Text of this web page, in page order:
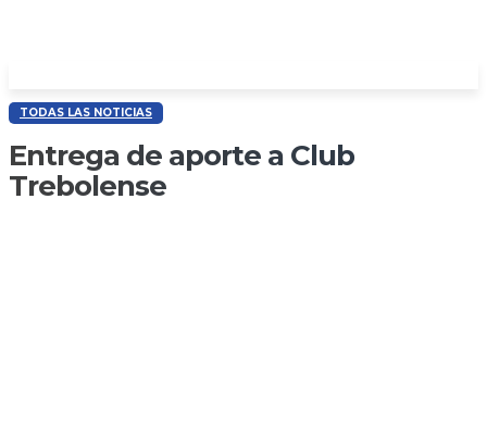
TODAS LAS NOTICIAS
Entrega de aporte a Club
Trebolense